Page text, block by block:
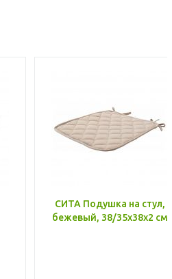
СИТА Подушка на стул,
бежевый, 38/35x38x2 см